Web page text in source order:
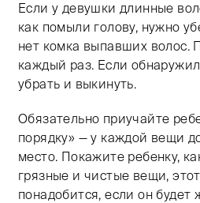
Если у девушки длинные
как помыли голову, нужно
нет комка выпавших волос.
каждый раз. Если
убрать и выкинуть.
Обязательно приучайте
порядку» — у каждой вещи
место. Покажите ребенку,
грязные и чистые вещи,
понадобится, если он будет